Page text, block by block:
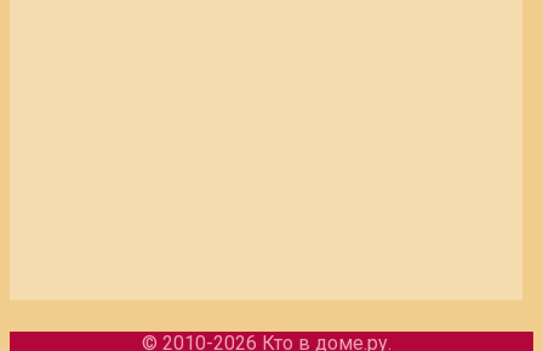
© 2010-2026 Кто в доме.ру.